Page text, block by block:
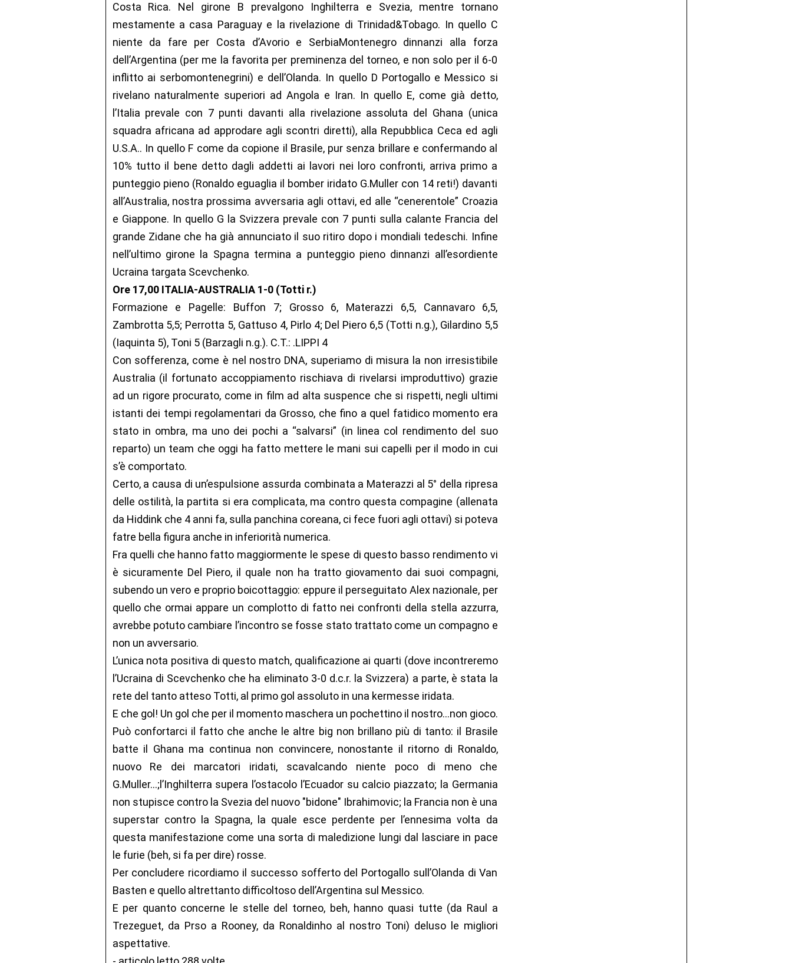
Costa Rica. Nel girone B prevalgono Inghilterra e Svezia, mentre tornano
mestamente a casa Paraguay e la rivelazione di Trinidad&Tobago. In quello C
niente da fare per Costa d’Avorio e SerbiaMontenegro dinnanzi alla forza
dell’Argentina (per me la favorita per preminenza del torneo, e non solo per il 6-0
inflitto ai serbomontenegrini) e dell’Olanda. In quello D Portogallo e Messico si
rivelano naturalmente superiori ad Angola e Iran. In quello E, come già detto,
l’Italia prevale con 7 punti davanti alla rivelazione assoluta del Ghana (unica
squadra africana ad approdare agli scontri diretti), alla Repubblica Ceca ed agli
U.S.A.. In quello F come da copione il Brasile, pur senza brillare e confermando al
10% tutto il bene detto dagli addetti ai lavori nei loro confronti, arriva primo a
punteggio pieno (Ronaldo eguaglia il bomber iridato G.Muller con 14 reti!) davanti
all’Australia, nostra prossima avversaria agli ottavi, ed alle “cenerentole” Croazia
e Giappone. In quello G la Svizzera prevale con 7 punti sulla calante Francia del
grande Zidane che ha già annunciato il suo ritiro dopo i mondiali tedeschi. Infine
nell’ultimo girone la Spagna termina a punteggio pieno dinnanzi all’esordiente
Ucraina targata Scevchenko.
Ore 17,00 ITALIA-AUSTRALIA 1-0 (Totti r.)
Formazione e Pagelle: Buffon 7; Grosso 6, Materazzi 6,5, Cannavaro 6,5,
Zambrotta 5,5; Perrotta 5, Gattuso 4, Pirlo 4; Del Piero 6,5 (Totti n.g.), Gilardino 5,5
(Iaquinta 5), Toni 5 (Barzagli n.g.). C.T.: .LIPPI 4
Con sofferenza, come è nel nostro DNA, superiamo di misura la non irresistibile
Australia (il fortunato accoppiamento rischiava di rivelarsi improduttivo) grazie
ad un rigore procurato, come in film ad alta suspence che si rispetti, negli ultimi
istanti dei tempi regolamentari da Grosso, che fino a quel fatidico momento era
stato in ombra, ma uno dei pochi a “salvarsi” (in linea col rendimento del suo
reparto) un team che oggi ha fatto mettere le mani sui capelli per il modo in cui
s’è comportato.
Certo, a causa di un’espulsione assurda combinata a Materazzi al 5° della ripresa
delle ostilità, la partita si era complicata, ma contro questa compagine (allenata
da Hiddink che 4 anni fa, sulla panchina coreana, ci fece fuori agli ottavi) si poteva
fatre bella figura anche in inferiorità numerica.
Fra quelli che hanno fatto maggiormente le spese di questo basso rendimento vi
è sicuramente Del Piero, il quale non ha tratto giovamento dai suoi compagni,
subendo un vero e proprio boicottaggio: eppure il perseguitato Alex nazionale, per
quello che ormai appare un complotto di fatto nei confronti della stella azzurra,
avrebbe potuto cambiare l’incontro se fosse stato trattato come un compagno e
non un avversario.
L’unica nota positiva di questo match, qualificazione ai quarti (dove incontreremo
l’Ucraina di Scevchenko che ha eliminato 3-0 d.c.r. la Svizzera) a parte, è stata la
rete del tanto atteso Totti, al primo gol assoluto in una kermesse iridata.
E che gol! Un gol che per il momento maschera un pochettino il nostro…non gioco.
Può confortarci il fatto che anche le altre big non brillano più di tanto: il Brasile
batte il Ghana ma continua non convincere, nonostante il ritorno di Ronaldo,
nuovo Re dei marcatori iridati, scavalcando niente poco di meno che
G.Muller…;l’Inghilterra supera l’ostacolo l’Ecuador su calcio piazzato; la Germania
non stupisce contro la Svezia del nuovo "bidone" Ibrahimovic; la Francia non è una
superstar contro la Spagna, la quale esce perdente per l’ennesima volta da
questa manifestazione come una sorta di maledizione lungi dal lasciare in pace
le furie (beh, si fa per dire) rosse.
Per concludere ricordiamo il successo sofferto del Portogallo sull’Olanda di Van
Basten e quello altrettanto difficoltoso dell’Argentina sul Messico.
E per quanto concerne le stelle del torneo, beh, hanno quasi tutte (da Raul a
Trezeguet, da Prso a Rooney, da Ronaldinho al nostro Toni) deluso le migliori
aspettative.